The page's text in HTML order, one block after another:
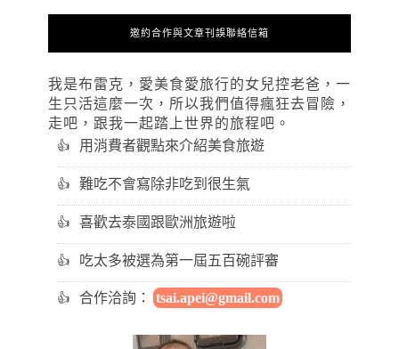
邀約合作與文章刊誤聯絡信箱
我是布雷克，愛美食愛旅行的女兒控老爸，一
生只活這麼一次，所以我們值得瘋狂去冒險，
走吧，跟我一起踏上世界的旅程吧。
用消費者觀點來介紹美食旅遊
難吃不會寫除非吃到很生氣
喜歡去泰國跟歐洲旅遊啦
吃太多被選為第一屆五百碗評審
合作洽詢： tsai.apei@gmail.com